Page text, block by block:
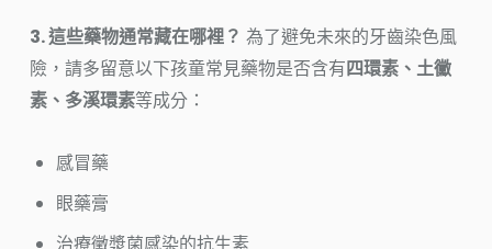
3. 這些藥物通常藏在哪裡？ 為了避免未來的牙齒染色風
險，請多留意以下孩童常見藥物是否含有四環素、土黴
素、多溪環素等成分：
感冒藥
眼藥膏